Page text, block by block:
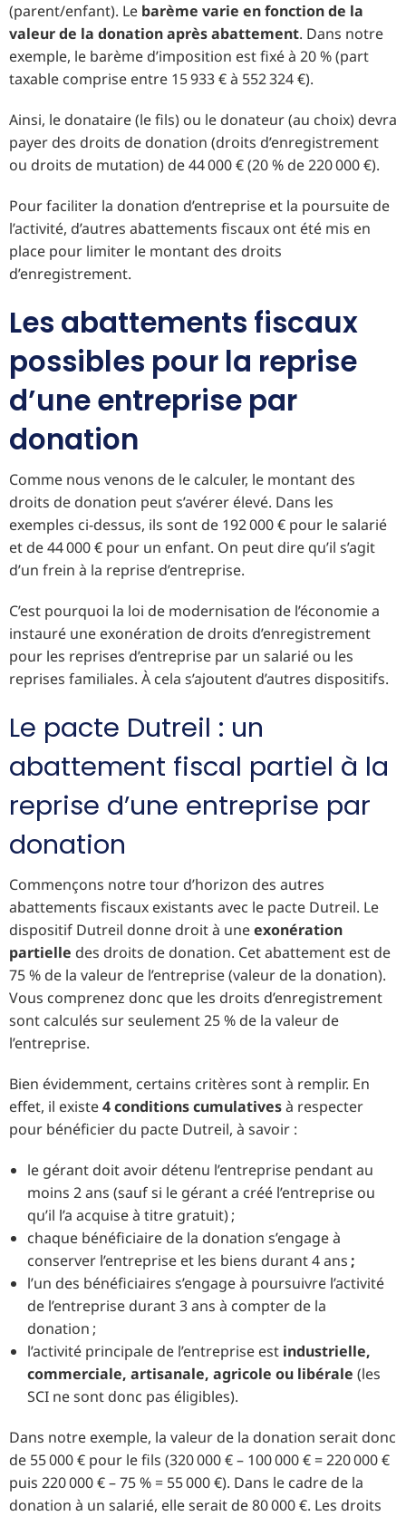
(parent/enfant). Le barème varie en fonction de la
valeur de la donation après abattement. Dans notre
exemple, le barème d’imposition est fixé à 20 % (part
taxable comprise entre 15 933 € à 552 324 €).
Ainsi, le donataire (le fils) ou le donateur (au choix) devra
payer des droits de donation (droits d’enregistrement
ou droits de mutation) de 44 000 € (20 % de 220 000 €).
Pour faciliter la donation d’entreprise et la poursuite de
l’activité, d’autres abattements fiscaux ont été mis en
place pour limiter le montant des droits
d’enregistrement.
Les abattements fiscaux
possibles pour la reprise
d’une entreprise par
donation
Comme nous venons de le calculer, le montant des
droits de donation peut s’avérer élevé. Dans les
exemples ci-dessus, ils sont de 192 000 € pour le salarié
et de 44 000 € pour un enfant. On peut dire qu’il s’agit
d’un frein à la reprise d’entreprise.
C’est pourquoi la loi de modernisation de l’économie a
instauré une exonération de droits d’enregistrement
pour les reprises d’entreprise par un salarié ou les
reprises familiales. À cela s’ajoutent d’autres dispositifs.
Le pacte Dutreil : un
abattement fiscal partiel à la
reprise d’une entreprise par
donation
Commençons notre tour d’horizon des autres
abattements fiscaux existants avec le pacte Dutreil. Le
dispositif Dutreil donne droit à uneexonération
partielle des droits de donation. Cet abattement est de
75 % de la valeur de l’entreprise (valeur de la donation).
Vous comprenez donc que les droits d’enregistrement
sont calculés sur seulement 25 % de la valeur de
l’entreprise.
Bien évidemment, certains critères sont à remplir. En
effet, il existe4 conditions cumulativesà respecter
pour bénéficier du pacte Dutreil, à savoir :
le gérant doit avoir détenu l’entreprise pendant au
moins 2 ans (sauf si le gérant a créé l’entreprise ou
qu’il l’a acquise à titre gratuit) ;
chaque bénéficiaire de la donation s’engage à
conserver l’entreprise et les biens durant 4 ans ;
l’un des bénéficiaires s’engage à poursuivre l’activité
de l’entreprise durant 3 ans à compter de la
donation ;
l’activité principale de l’entreprise est industrielle,
commerciale, artisanale, agricole ou libérale (les
SCI ne sont donc pas éligibles).
Dans notre exemple, la valeur de la donation serait donc
de 55 000 € pour le fils (320 000 € – 100 000 € = 220 000 €
puis 220 000 € – 75 % = 55 000 €). Dans le cadre de la
donation à un salarié, elle serait de 80 000 €. Les droits